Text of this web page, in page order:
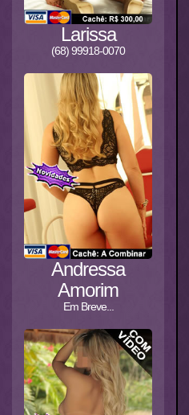
Larissa
(68) 99918-0070
Andressa
Amorim
Em Breve...